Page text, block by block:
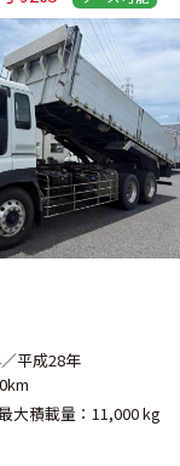
平成28年
大積載量：11,000 kg